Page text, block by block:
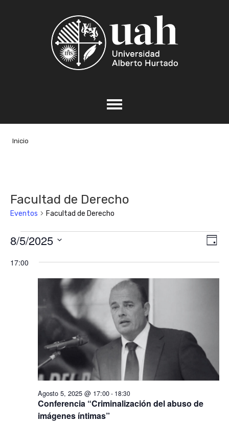
Inicio
Facultad de Derecho
Eventos Facultad de Derecho
Eventos
en
Agosto
2025
de
de
Día
8/5/2025
fecha.
17:00
Conferencia “Criminalización del abuso de
imágenes íntimas”
Agosto 5, 2025 @ 17:00- 18:30